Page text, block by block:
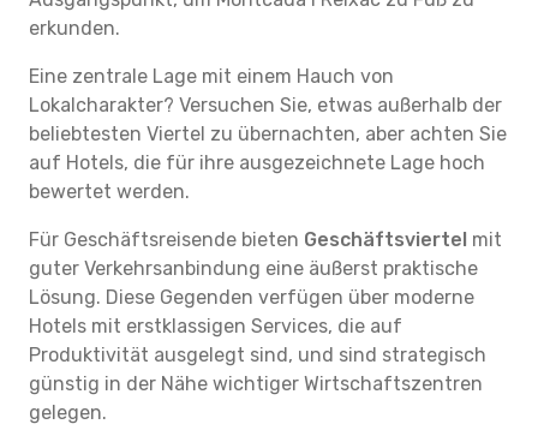
erkunden.
Eine zentrale Lage mit einem Hauch von
Lokalcharakter? Versuchen Sie, etwas außerhalb der
beliebtesten Viertel zu übernachten, aber achten Sie
auf Hotels, die für ihre ausgezeichnete Lage hoch
bewertet werden.
Für Geschäftsreisende bieten Geschäftsviertel mit
guter Verkehrsanbindung eine äußerst praktische
Lösung. Diese Gegenden verfügen über moderne
Hotels mit erstklassigen Services, die auf
Produktivität ausgelegt sind, und sind strategisch
günstig in der Nähe wichtiger Wirtschaftszentren
gelegen.